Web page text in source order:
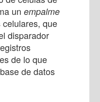
unempalme
que
disparador
de lo que
de datos